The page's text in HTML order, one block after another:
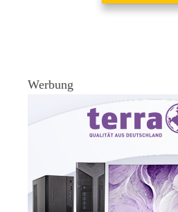
Werbung